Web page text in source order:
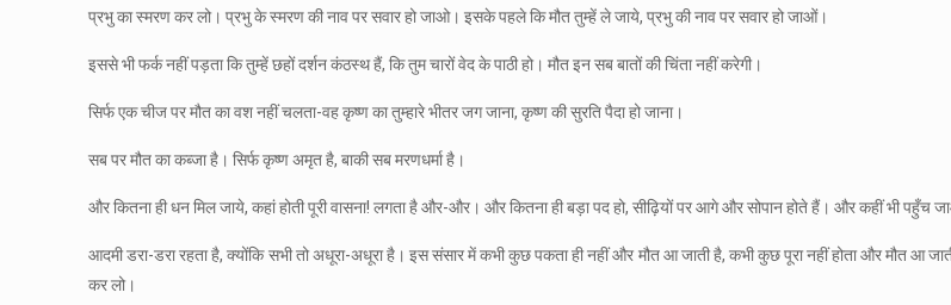
प्रभु का स्मरण कर लो। प्रभु के स्मरण की नाव पर सवार हो जाओ। इसके पहले कि मौत तुम्हें ले जाये, प्रभु की नाव पर सवार हो जाओं।
इससे भी फर्क नहीं पड़ता कि तुम्हें छहों दर्शन कंठस्थ हैं, कि तुम चारों वेद के पाठी हो। मौत इन सब बातों की चिंता नहीं करेगी।
सिर्फ एक चीज पर मौत का वश नहीं चलता-वह कृष्ण का तुम्हारे भीतर जग जाना, कृष्ण की सुरति पैदा हो जाना।
सब पर मौत का कब्जा है। सिर्फ कृष्ण अमृत है, बाकी सब मरणधर्मा है।
और कितना ही धन मिल जाये, कहां होती पूरी वासना! लगता है और-और। और कितना ही बड़ा पद हो, सीढ़ियों पर आगे और सोपान होते हैं। और कहीं भी पहुँच
आदमी डरा-डरा रहता है, क्योंकि सभी तो अधूरा-अधूरा है। इस संसार में कभी कुछ पकता ही नहीं और मौत आ जाती है, कभी कुछ पूरा नहीं होता और मौत आ
कर लो।